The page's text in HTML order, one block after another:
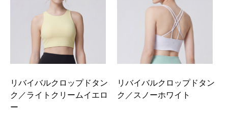
リバイバルクロップドタン
ク／ライトクリームイエロ
ー
リバイバルクロップドタン
ク／スノーホワイト